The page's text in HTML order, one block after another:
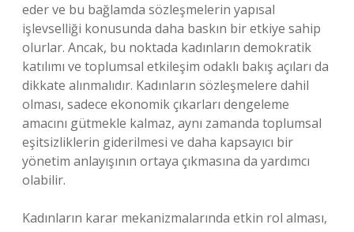
eder ve bu bağlamda sözleşmelerin yapısal
işlevselliği konusunda daha baskın bir etkiye sahip
olurlar. Ancak, bu noktada kadınların demokratik
katılımı ve toplumsal etkileşim odaklı bakış açıları da
dikkate alınmalıdır. Kadınların sözleşmelere dahil
olması, sadece ekonomik çıkarları dengeleme
amacını gütmekle kalmaz, aynı zamanda toplumsal
eşitsizliklerin giderilmesi ve daha kapsayıcı bir
yönetim anlayışının ortaya çıkmasına da yardımcı
olabilir.
Kadınların karar mekanizmalarında etkin rol alması,